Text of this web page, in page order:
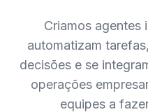
Criamos agentes
automatizam
decisões e se
operações
equipes a